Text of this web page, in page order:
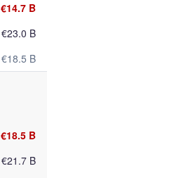
€14.7 B
€23.0 B
€18.5 B
€18.5 B
€21.7 B